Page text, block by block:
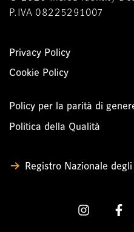
P.IVA 08225291007
Privacy Policy
Cookie Policy
Policy per la parità di
Politica della Qualità
Registro Nazionale